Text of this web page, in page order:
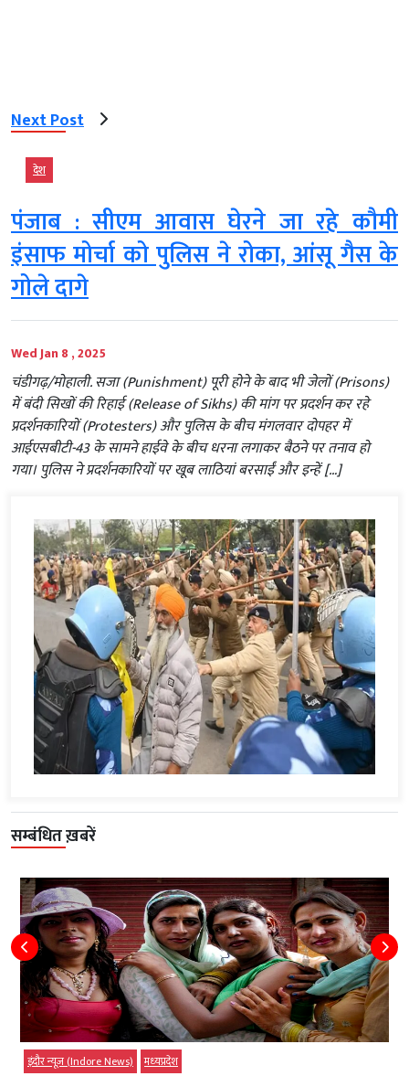
Next Post
देश
पंजाब : सीएम आवास घेरने जा रहे कौमी
इंसाफ मोर्चा को पुलिस ने रोका, आंसू गैस के
गोले दागे
Wed Jan 8 , 2025
चंडीगढ़/मोहाली. सजा (Punishment) पूरी होने के बाद भी जेलों (Prisons)
में बंदी सिखों की रिहाई (Release of Sikhs) की मांग पर प्रदर्शन कर रहे
प्रदर्शनकारियों (Protesters) और पुलिस के बीच मंगलवार दोपहर में
आईएसबीटी-43 के सामने हाईवे के बीच धरना लगाकर बैठने पर तनाव हो
गया। पुलिस ने प्रदर्शनकारियों पर खूब लाठियां बरसाईं और इन्हें […]
सम्बंधित ख़बरें
इंदौर न्यूज़ (Indore News) मध्‍यप्रदेश